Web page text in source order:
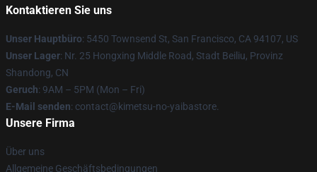
Kontaktieren Sie uns
Unser Hauptbüro: 5450 Townsend St, San Francisco, CA 94107, US
Unser Lager: Nr. 25 Hongxing Middle Road, Stadt Beiliu, Provinz
Shandong, CN
Geruch: 9AM – 5PM (Mon – Fri)
E-Mail senden: contact@kimetsu-no-yaibastore.
Unsere Firma
Über uns
Allgemeine Geschäftsbedingungen